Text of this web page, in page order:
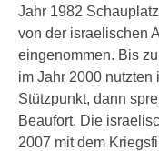
Jahr 1982
von der israelischen
eingenommen. Bis
im Jahr 2000
Stützpunkt, dann
Beaufort. Die
2007 mit dem